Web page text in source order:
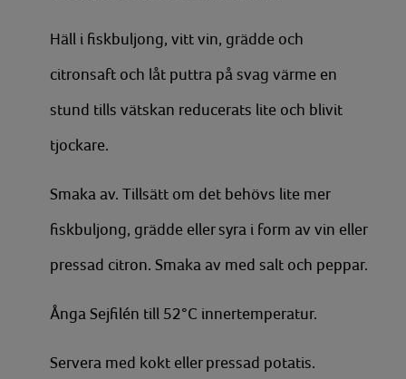
Häll i fiskbuljong, vitt vin, grädde och
citronsaft och låt puttra på svag värme en
stund tills vätskan reducerats lite och blivit
tjockare.
Smaka av. Tillsätt om det behövs lite mer
fiskbuljong, grädde eller syra i form av vin eller
pressad citron. Smaka av med salt och peppar.
Ånga Sejfilén till 52°C innertemperatur.
Servera med kokt eller pressad potatis.